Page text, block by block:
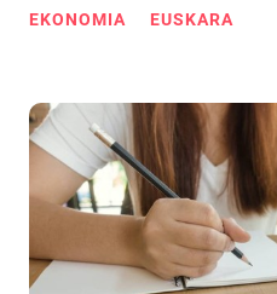
EKONOMIA EUSKARA